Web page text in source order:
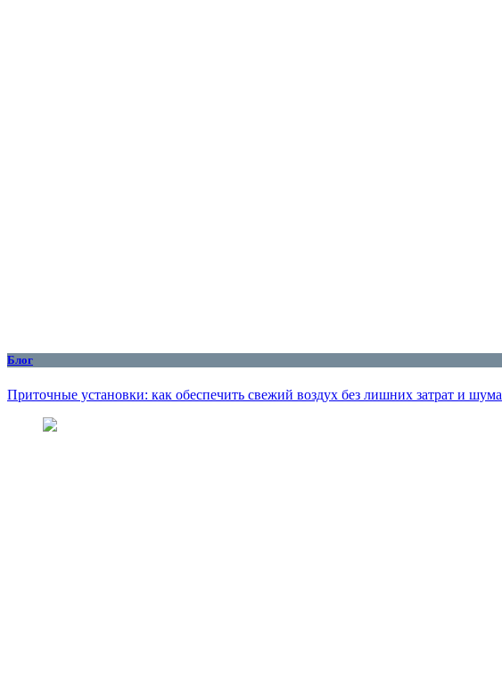
Блог
Приточные установки: как обеспечить свежий воздух без лишних затрат и шума